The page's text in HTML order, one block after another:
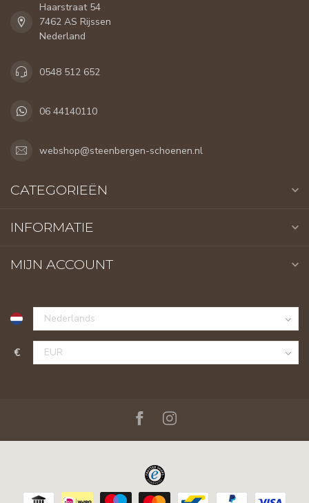
Haarstraat 54
7462 AS Rijssen
Nederland
0548 512 652
06 44140110
webshop@steenbergen-schoenen.nl
CATEGORIEËN
INFORMATIE
MIJN ACCOUNT
€